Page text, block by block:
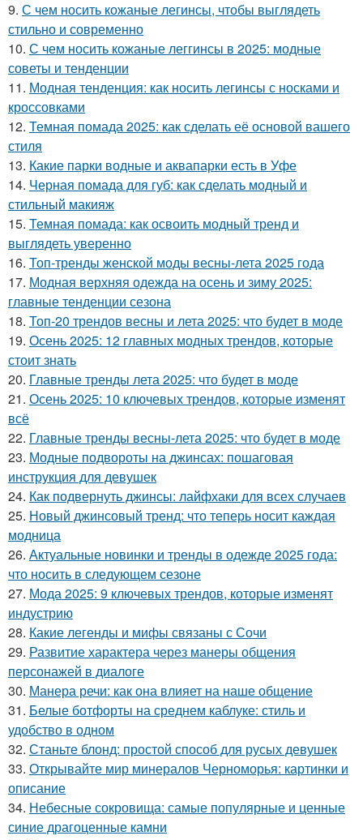
9. С чем носить кожаные легинсы, чтобы выглядеть
стильно и современно
10. С чем носить кожаные леггинсы в 2025: модные
советы и тенденции
11. Модная тенденция: как носить легинсы с носками и
кроссовками
12. Темная помада 2025: как сделать её основой вашего
стиля
13. Какие парки водные и аквапарки есть в Уфе
14. Черная помада для губ: как сделать модный и
стильный макияж
15. Темная помада: как освоить модный тренд и
выглядеть уверенно
16. Топ-тренды женской моды весны-лета 2025 года
17. Модная верхняя одежда на осень и зиму 2025:
главные тенденции сезона
18. Топ-20 трендов весны и лета 2025: что будет в моде
19. Осень 2025: 12 главных модных трендов, которые
стоит знать
20. Главные тренды лета 2025: что будет в моде
21. Осень 2025: 10 ключевых трендов, которые изменят
всё
22. Главные тренды весны-лета 2025: что будет в моде
23. Модные подвороты на джинсах: пошаговая
инструкция для девушек
24. Как подвернуть джинсы: лайфхаки для всех случаев
25. Новый джинсовый тренд: что теперь носит каждая
модница
26. Актуальные новинки и тренды в одежде 2025 года:
что носить в следующем сезоне
27. Мода 2025: 9 ключевых трендов, которые изменят
индустрию
28. Какие легенды и мифы связаны с Сочи
29. Развитие характера через манеры общения
персонажей в диалоге
30. Манера речи: как она влияет на наше общение
31. Белые ботфорты на среднем каблуке: стиль и
удобство в одном
32. Станьте блонд: простой способ для русых девушек
33. Открывайте мир минералов Черноморья: картинки и
описание
34. Небесные сокровища: самые популярные и ценные
синие драгоценные камни